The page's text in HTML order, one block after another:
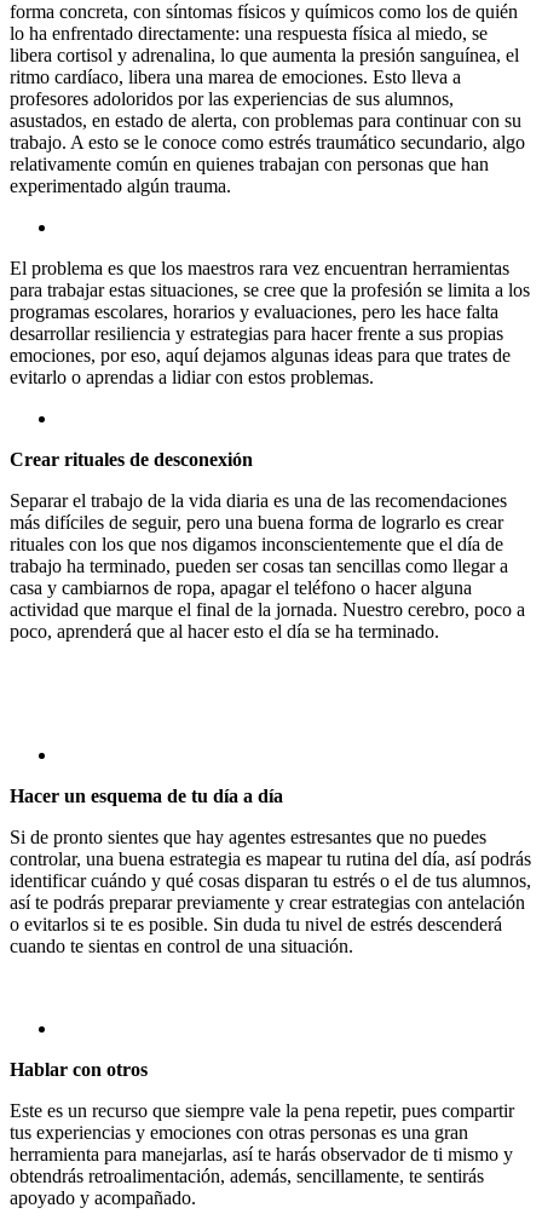
forma concreta, con síntomas físicos y químicos como los de quién
lo ha enfrentado directamente: una respuesta física al miedo, se
libera cortisol y adrenalina, lo que aumenta la presión sanguínea, el
ritmo cardíaco, libera una marea de emociones. Esto lleva a
profesores adoloridos por las experiencias de sus alumnos,
asustados, en estado de alerta, con problemas para continuar con su
trabajo. A esto se le conoce como estrés traumático secundario, algo
relativamente común en quienes trabajan con personas que han
experimentado algún trauma.
El problema es que los maestros rara vez encuentran herramientas
para trabajar estas situaciones, se cree que la profesión se limita a los
programas escolares, horarios y evaluaciones, pero les hace falta
desarrollar resiliencia y estrategias para hacer frente a sus propias
emociones, por eso, aquí dejamos algunas ideas para que trates de
evitarlo o aprendas a lidiar con estos problemas.
Crear rituales de desconexión
Separar el trabajo de la vida diaria es una de las recomendaciones
más difíciles de seguir, pero una buena forma de lograrlo es crear
rituales con los que nos digamos inconscientemente que el día de
trabajo ha terminado, pueden ser cosas tan sencillas como llegar a
casa y cambiarnos de ropa, apagar el teléfono o hacer alguna
actividad que marque el final de la jornada. Nuestro cerebro, poco a
poco, aprenderá que al hacer esto el día se ha terminado.
Hacer un esquema de tu día a día
Si de pronto sientes que hay agentes estresantes que no puedes
controlar, una buena estrategia es mapear tu rutina del día, así podrás
identificar cuándo y qué cosas disparan tu estrés o el de tus alumnos,
así te podrás preparar previamente y crear estrategias con antelación
o evitarlos si te es posible. Sin duda tu nivel de estrés descenderá
cuando te sientas en control de una situación.
Hablar con otros
Este es un recurso que siempre vale la pena repetir, pues compartir
tus experiencias y emociones con otras personas es una gran
herramienta para manejarlas, así te harás observador de ti mismo y
obtendrás retroalimentación, además, sencillamente, te sentirás
apoyado y acompañado.